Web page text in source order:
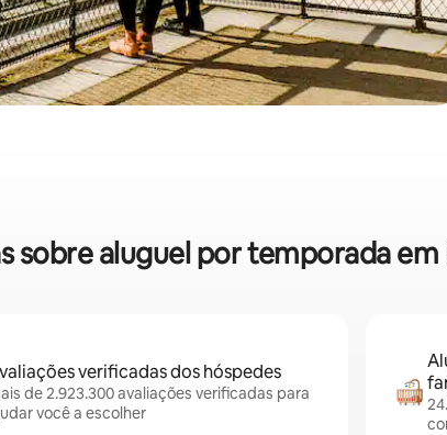
sobre aluguel por temporada em
verificadas dos hóspedes
de 2.923.300 avaliações verificadas para
você a escolher